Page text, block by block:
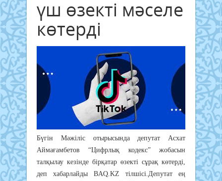
үш өзекті мәселе
көтерді
Бүгін Мәжіліс отырысында депутат Асхат
Аймағамбетов “Цифрлық кодекс” жобасын
талқылау кезінде бірқатар өзекті сұрақ көтерді,
деп хабарлайды BAQ.KZ тілшісі.Депутат ең